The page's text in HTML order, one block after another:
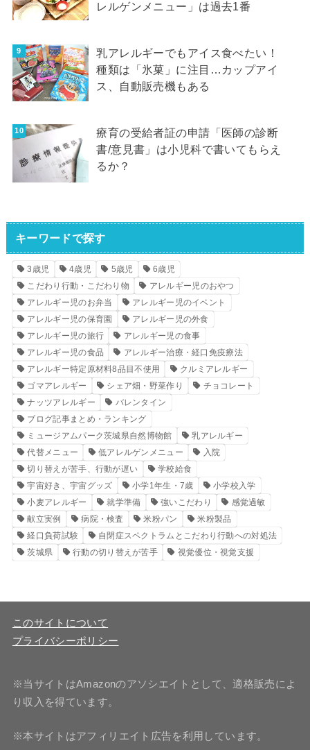
レルゲンメニュー」は過去1番
乳アレルギーでもアイス食べたい！
種類は「氷菓」に注目…カップアイ
ス、自動販売機もある
療育の受給者証の申請「医師の診断
書/意見書」は小児科で書いてもらえ
るか？
キーワードで探す
3歳児 4歳児 5歳児
6歳児
こだわり行動・こだわり物
アレルギー児のおやつ
アレルギー児のお弁当
アレルギー児のイベント
アレルギー児の保育園
アレルギー児の外食
アレルギー児の旅行
アレルギー児の食事
アレルギー児の食品
アレルギー治療・経口免疫療法
アレルギー特定原材料8品目不使用
クルミアレルギー
ゴマアレルギー
シェア畑・野菜作り
チョコレート
ナッツアレルギー
バレンタイン
ブログ記事まとめ・ランキング
ミュージアムパーク茨城県自然博物館
乳アレルギー
代替メニュー
低アレルゲンメニュー
入院
切り替えが苦手、行動が遅い
学校給食
宇宙好き、宇宙グッズ
小学1年生・7歳
小学校入学
小麦アレルギー
就学準備 強いこだわり
感覚過敏
献立実例
病院・検査 米粉パン
米粉製品
経口負荷試験
自閉症スペクトラムとこだわり行動への対処法
茨城県
行動の切り替えが苦手 視覚優位・視覚支援
このサイトについて
プライバシーポリシー
※当サイトはAmazonのアソシエイトとして、適格販売によ
り収入を得ています。
※本サイトはアフィリエイト広告を利用しています。